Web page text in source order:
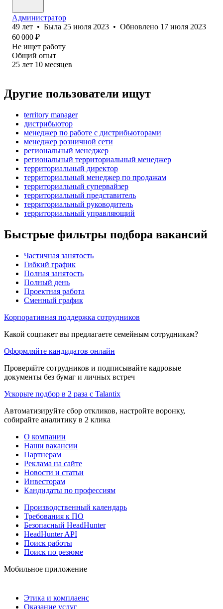
Администратор
49 лет • Была 25 июля 2023 • Обновлено 17 июля 2023
60 000 ₽
Не ищет работу
Общий опыт
25 лет 10 месяцев
Другие пользователи ищут
territory manager
дистрибьютор
менеджер по работе с дистрибьюторами
менеджер розничной сети
региональный менеджер
региональный территориальный менеджер
территориальный директор
территориальный менеджер по продажам
территориальный супервайзер
территориальный представитель
территориальный руководитель
территориальный управляющий
Быстрые фильтры подбора вакансий
Частичная занятость
Гибкий график
Полная занятость
Полный день
Проектная работа
Сменный график
Корпоративная поддержка сотрудников
Какой соцпакет вы предлагаете семейным сотрудникам?
Оформляйте кандидатов онлайн
Проверяйте сотрудников и подписывайте кадровые
документы без бумаг и личных встреч
Ускорьте подбор в 2 раза с Talantix
Автоматизируйте сбор откликов, настройте воронку,
собирайте аналитику в 2 клика
О компании
Наши вакансии
Партнерам
Реклама на сайте
Новости и статьи
Инвесторам
Кандидаты по профессиям
Производственный календарь
Требования к ПО
Безопасный HeadHunter
HeadHunter API
Поиск работы
Поиск по резюме
Мобильное приложение
Этика и комплаенс
Оказание услуг